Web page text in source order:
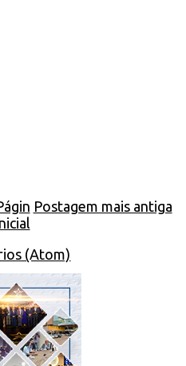
Postagem mais antiga
(Atom)